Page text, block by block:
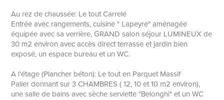
Au rez de chaussée: Le tout Carrelé
Entrée avec rangements, cuisine " Lapeyre" aménagée
équipée avec sa verrière, GRAND salon séjour LUMINEUX de
30 m2 environ avec accès direct terrasse et jardin bien
exposé, un espace bureau et un WC.
A l'étage (Plancher béton): Le tout en Parquet Massif
Palier donnant sur 3 CHAMBRES ( 12, 10 et 10 m2 environ),
une salle de bains avec sèche serviette "Belonghi" et un WC